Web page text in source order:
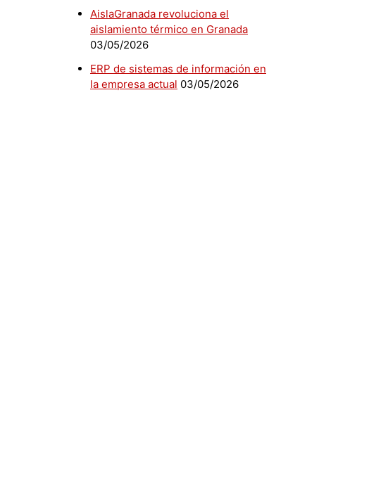
AislaGranada revoluciona el
aislamiento térmico en Granada
03/05/2026
ERP de sistemas de información en
la empresa actual 03/05/2026